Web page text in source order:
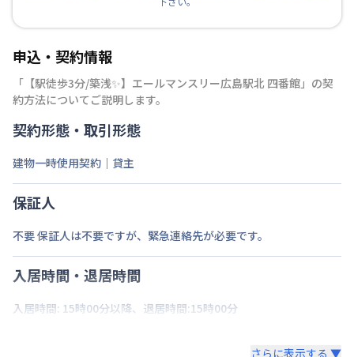
申込・契約情報
「 【駅徒歩3分/築浅✨】エールマンスリー広島駅北 四番館 」の契
約方法についてご説明します。
契約形態・取引形態
建物一時使用契約｜貸主
保証人
不要 保証人は不要ですが、緊急連絡先が必要です。
入居時間・退居時間
入居時間: 15時00分以降、退居時間:15時00分
さらに表示する ▼